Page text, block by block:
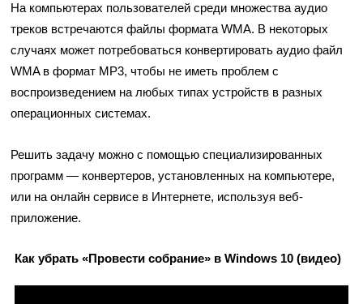
На компьютерах пользователей среди множества аудио
треков встречаются файлы формата WMA. В некоторых
случаях может потребоваться конвертировать аудио файл
WMA в формат MP3, чтобы не иметь проблем с
воспроизведением на любых типах устройств в разных
операционных системах.
Решить задачу можно с помощью специализированных
программ — конвертеров, установленных на компьютере,
или на онлайн сервисе в Интернете, используя веб-
приложение.
Как убрать «Провести собрание» в Windows 10 (видео)